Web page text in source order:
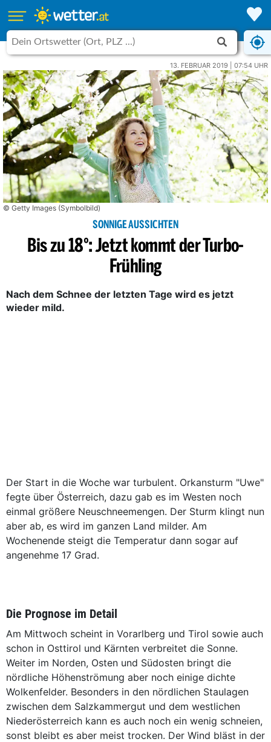
13. FEBRUAR 2019 | 07:54 UHR
© Getty Images (Symbolbild)
SONNIGE AUSSICHTEN
Bis zu 18°: Jetzt kommt der Turbo-
Frühling
Nach dem Schnee der letzten Tage wird es jetzt
wieder mild.
Der Start in die Woche war turbulent. Orkansturm "Uwe"
fegte über Österreich, dazu gab es im Westen noch
einmal größere Neuschneemengen. Der Sturm klingt nun
aber ab, es wird im ganzen Land milder. Am
Wochenende steigt die Temperatur dann sogar auf
angenehme 17 Grad.
Die Prognose im Detail
Am Mittwoch scheint in Vorarlberg und Tirol sowie auch
schon in Osttirol und Kärnten verbreitet die Sonne.
Weiter im Norden, Osten und Südosten bringt die
nördliche Höhenströmung aber noch einige dichte
Wolkenfelder. Besonders in den nördlichen Staulagen
zwischen dem Salzkammergut und dem westlichen
Niederösterreich kann es auch noch ein wenig schneien,
sonst bleibt es aber meist trocken. Der Wind bläst in der